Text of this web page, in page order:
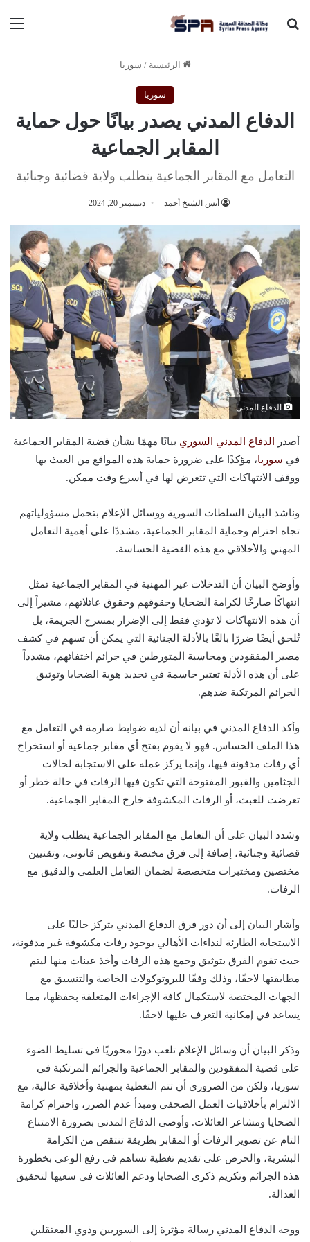
بحث عن
الرئيسية / سوريا
سوريا
الدفاع المدني يصدر بيانًا حول حماية
المقابر الجماعية
التعامل مع المقابر الجماعية يتطلب ولاية قضائية وجنائية
أنس الشيخ أحمد ديسمبر 20, 2024
الدفاع المدني
أصدر الدفاع المدني السوري بيانًا مهمًا بشأن قضية المقابر الجماعية
في سوريا، مؤكدًا على ضرورة حماية هذه المواقع من العبث بها
ووقف الانتهاكات التي تتعرض لها في أسرع وقت ممكن.
وناشد البيان السلطات السورية ووسائل الإعلام بتحمل مسؤولياتهم
تجاه احترام وحماية المقابر الجماعية، مشددًا على أهمية التعامل
المهني والأخلاقي مع هذه القضية الحساسة.
وأوضح البيان أن التدخلات غير المهنية في المقابر الجماعية تمثل
انتهاكًا صارخًا لكرامة الضحايا وحقوقهم وحقوق عائلاتهم، مشيراً إلى
أن هذه الانتهاكات لا تؤدي فقط إلى الإضرار بمسرح الجريمة، بل
تُلحق أيضًا ضررًا بالغًا بالأدلة الجنائية التي يمكن أن تسهم في كشف
مصير المفقودين ومحاسبة المتورطين في جرائم اختفائهم، مشدداً
على أن هذه الأدلة تعتبر حاسمة في تحديد هوية الضحايا وتوثيق
الجرائم المرتكبة ضدهم.
وأكد الدفاع المدني في بيانه أن لديه ضوابط صارمة في التعامل مع
هذا الملف الحساس. فهو لا يقوم بفتح أي مقابر جماعية أو استخراج
أي رفات مدفونة فيها، وإنما يركز عمله على الاستجابة لحالات
الجثامين والقبور المفتوحة التي تكون فيها الرفات في حالة خطر أو
تعرضت للعبث، أو الرفات المكشوفة خارج المقابر الجماعية.
وشدد البيان على أن التعامل مع المقابر الجماعية يتطلب ولاية
قضائية وجنائية، إضافة إلى فرق مختصة وتفويض قانوني، وتقنيين
مختصين ومختبرات متخصصة لضمان التعامل العلمي والدقيق مع
الرفات.
وأشار البيان إلى أن دور فرق الدفاع المدني يتركز حاليًا على
الاستجابة الطارئة لنداءات الأهالي بوجود رفات مكشوفة غير مدفونة،
حيث تقوم الفرق بتوثيق وجمع هذه الرفات وأخذ عينات منها ليتم
مطابقتها لاحقًا، وذلك وفقًا للبروتوكولات الخاصة والتنسيق مع
الجهات المختصة لاستكمال كافة الإجراءات المتعلقة بحفظها، مما
يساعد في إمكانية التعرف عليها لاحقًا.
وذكر البيان أن وسائل الإعلام تلعب دورًا محوريًا في تسليط الضوء
على قضية المفقودين والمقابر الجماعية والجرائم المرتكبة في
سوريا، ولكن من الضروري أن تتم التغطية بمهنية وأخلاقية عالية، مع
الالتزام بأخلاقيات العمل الصحفي ومبدأ عدم الضرر، واحترام كرامة
الضحايا ومشاعر العائلات. وأوصى الدفاع المدني بضرورة الامتناع
التام عن تصوير الرفات أو المقابر بطريقة تنتقص من الكرامة
البشرية، والحرص على تقديم تغطية تساهم في رفع الوعي بخطورة
هذه الجرائم وتكريم ذكرى الضحايا ودعم العائلات في سعيها لتحقيق
العدالة.
ووجه الدفاع المدني رسالة مؤثرة إلى السوريين وذوي المعتقلين